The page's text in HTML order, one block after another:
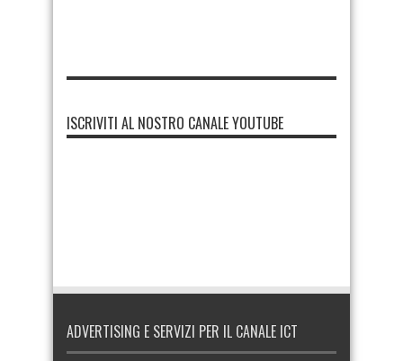
ISCRIVITI AL NOSTRO CANALE YOUTUBE
ADVERTISING E SERVIZI PER IL CANALE ICT